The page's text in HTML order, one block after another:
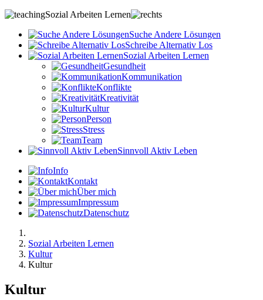
Sozial Arbeiten Lernen
Suche Andere Lösungen
Schreibe Alternativ Los
Sozial Arbeiten Lernen
Gesundheit
Kommunikation
Konflikte
Kreativität
Kultur
Person
Stress
Team
Sinnvoll Aktiv Leben
Info
Kontakt
Über mich
Impressum
Datenschutz
Sozial Arbeiten Lernen
Kultur
Kultur
Kultur